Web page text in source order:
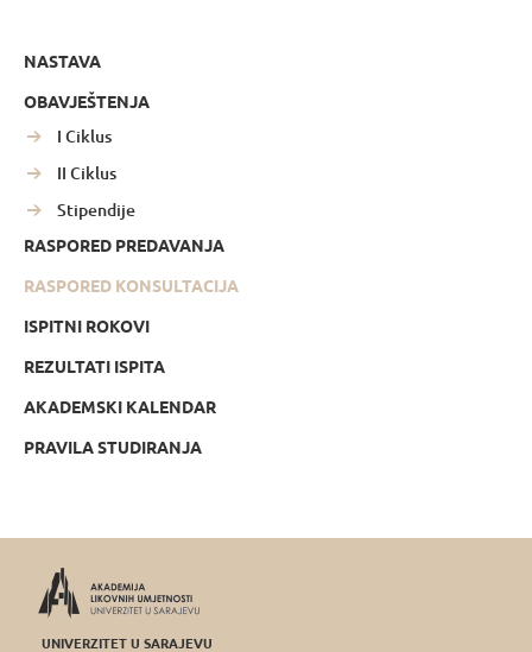
NASTAVA
OBAVJEŠTENJA
I Ciklus
II Ciklus
Stipendije
RASPORED PREDAVANJA
RASPORED KONSULTACIJA
ISPITNI ROKOVI
REZULTATI ISPITA
AKADEMSKI KALENDAR
PRAVILA STUDIRANJA
UNIVERZITET U SARAJEVU